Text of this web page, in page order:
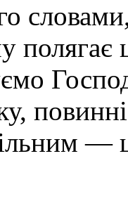
полягає
—